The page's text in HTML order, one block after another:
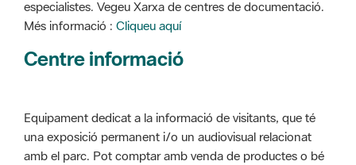
especialistes. Vegeu Xarxa de centres de documentació.
Més informació : Cliqueu aquí
Centre informació
Equipament dedicat a la informació de visitants, que té
una exposició permanent i/o un audiovisual relacionat
amb el parc. Pot comptar amb venda de productes o bé